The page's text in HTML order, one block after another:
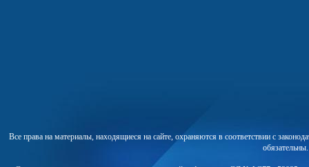
Все права на материалы, находящиеся на сайте, охраняются в соответствии с